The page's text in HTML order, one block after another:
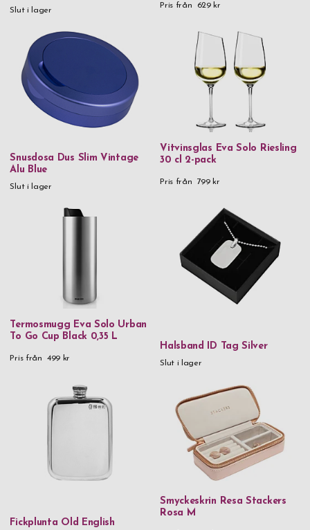
Slut i lager
Pris från 629 kr
Snusdosa Dus Slim Vintage
Alu Blue
Slut i lager
Vitvinsglas Eva Solo Riesling
30 cl 2-pack
Pris från 799 kr
Termosmugg Eva Solo Urban
To Go Cup Black 0,35 L
Pris från 499 kr
Halsband ID Tag Silver
Slut i lager
Fickplunta Old English
Smyckeskrin Resa Stackers
Rosa M